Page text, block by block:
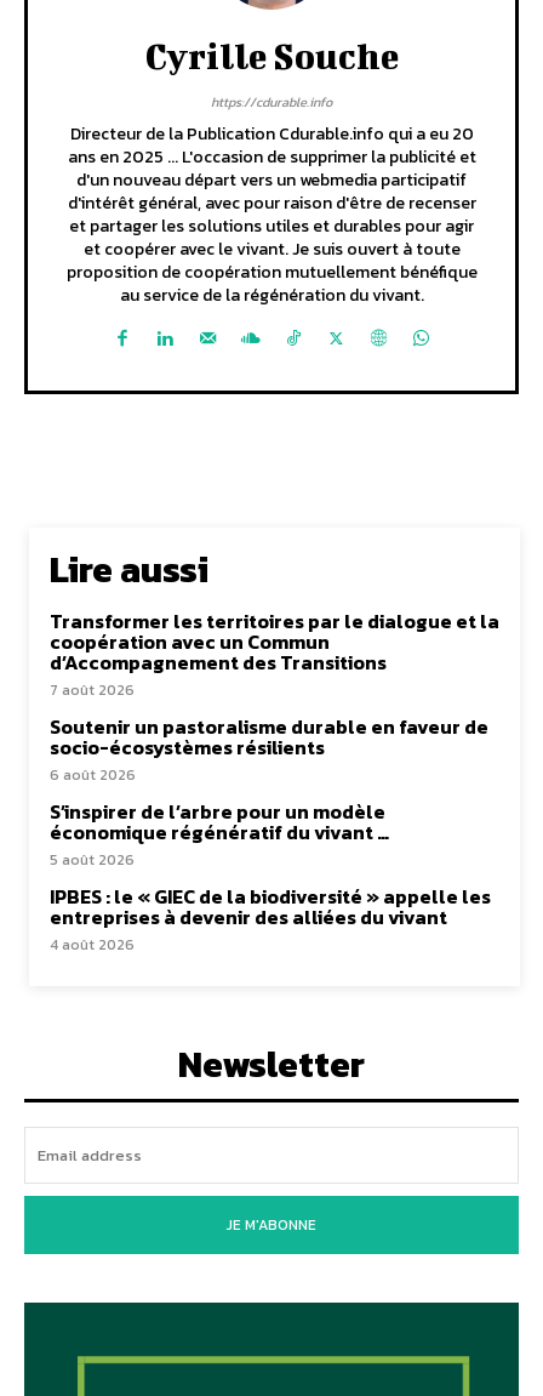
Cyrille Souche
https://cdurable.info
Directeur de la Publication Cdurable.info qui a eu 20
ans en 2025 ... L'occasion de supprimer la publicité et
d'un nouveau départ vers un webmedia participatif
d'intérêt général, avec pour raison d'être de recenser
et partager les solutions utiles et durables pour agir
et coopérer avec le vivant. Je suis ouvert à toute
proposition de coopération mutuellement bénéfique
au service de la régénération du vivant.
Lire aussi
Transformer les territoires par le dialogue et la
coopération avec un Commun
d’Accompagnement des Transitions
7 août 2026
Soutenir un pastoralisme durable en faveur de
socio-écosystèmes résilients
6 août 2026
S’inspirer de l’arbre pour un modèle
économique régénératif du vivant …
5 août 2026
IPBES : le « GIEC de la biodiversité » appelle les
entreprises à devenir des alliées du vivant
4 août 2026
Newsletter
JE M'ABONNE